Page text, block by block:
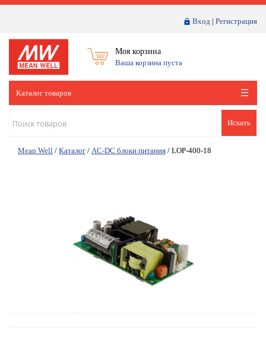
Вход | Регистрация
Моя корзина
Ваша корзина пуста
Каталог товаров
Искать
Mean Well / Каталог / AC-DC блоки питания / LOP-400-18